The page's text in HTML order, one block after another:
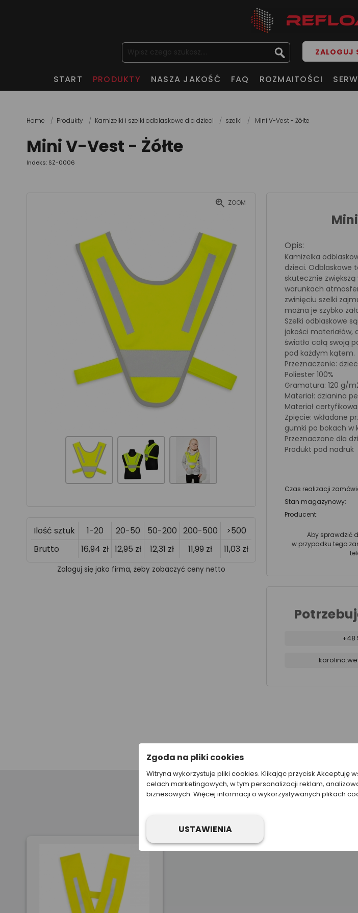
ZALOGUJ
START PRODUKTY NASZA JAKOŚĆ FAQ ROZMAITOŚCI
Home Produkty Kamizelki i szelki odblaskowe dla dzieci szelki Mini V-Vest - Żółte
Mini V-Vest - Żółte
Indeks: SZ-0006
ZOOM
Ilość sztuk 1-20 20-50 50-200 200-500
>500
Brutto
16,94 zł 12,95 zł 12,31 zł 11,99 zł 11,03 zł
Zaloguj się jako firma, żeby zobaczyć ceny netto
Opis:
Kamizelka
dzieci. Odblaskowe
skutecznie
warunkach
zwinięciu szelki
można je szybko
Szelki odblaskowe
jakości materiałów,
światło całą swoją
pod każdym kątem.
Przeznaczenie:
Poliester 100%
Gramatura: 120 g/
Materiał: dzianina
Materiał
Zpięcie: wkładane
gumki po bokach w
Przeznaczone dla
Produkt pod nadruk
Czas realizacji
Stan magazynowy:
Producent:
Aby sprawdzić
w przypadku tego
+48
Podobne
Zgoda na pliki cookies
Witryna wykorzystuje pliki cookies. Klikając przycisk Akceptuję
celach marketingowych, w tym personalizacji reklam,
biznesowych. Więcej informacji o wykorzystywanych plikach
USTAWIENIA